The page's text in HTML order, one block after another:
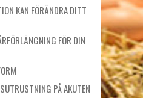
KAN FÖRÄNDRA DITT
FÖR DIN
PÅ AKUTEN